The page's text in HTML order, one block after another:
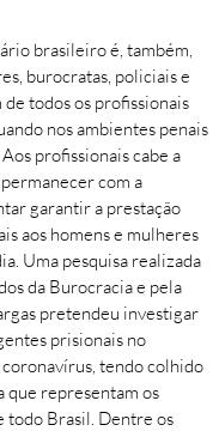
brasileiro é, também,
burocratas, policiais e
todos os profissionais
nos ambientes penais
profissionais cabe a
com a
garantir a prestação
aos homens e mulheres
Uma pesquisa realizada
da Burocracia e pela
pretendeu investigar
prisionais no
tendo colhido
que representam os
todo Brasil. Dentre os